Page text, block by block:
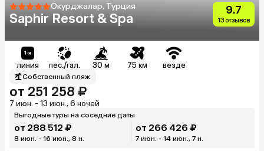
Окурджалар, Турция
Saphir Resort & Spa
9.7
13 отзывов
линия пес./гал. 30 м 75 км везде
Собственный пляж
от 251 258 ₽
7 июн. - 13 июн., 6 ночей
Выгодные туры на соседние даты
от 288 512 ₽
8 июн. - 16 июн., 8 н.
от 266 426 ₽
7 июн. - 14 июн., 7 н.